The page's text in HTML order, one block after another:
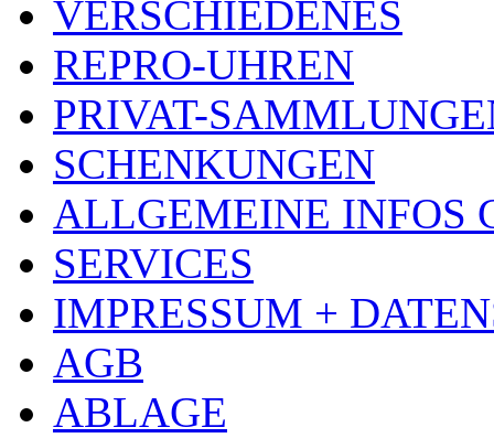
VERSCHIEDENES
REPRO-UHREN
PRIVAT-
SCHENKUNGEN
ALLGEMEINE INFOS
SERVICES
IMPRESSUM +
AGB
ABLAGE